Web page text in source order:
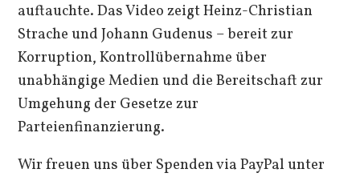
auftauchte. Das Video zeigt Heinz-Christian
Strache und Johann Gudenus – bereit zur
Korruption, Kontrollübernahme über
unabhängige Medien und die Bereitschaft zur
Umgehung der Gesetze zur
Parteienfinanzierung.
Wir freuen uns über Spenden via PayPal unter